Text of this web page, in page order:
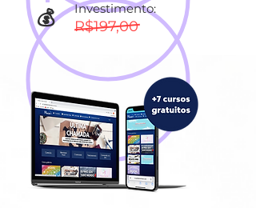
💰 Investimento:
R$197,00